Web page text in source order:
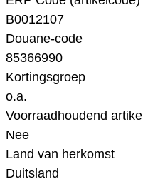
B0012107
Douane-code
85366990
Kortingsgroep
o.a.
Voorraadhoudend artikel
Nee
Land van herkomst
Duitsland